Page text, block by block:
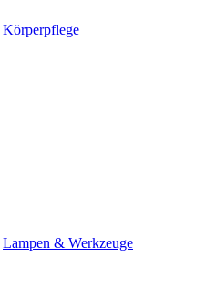
Körperpflege
Lampen & Werkzeuge